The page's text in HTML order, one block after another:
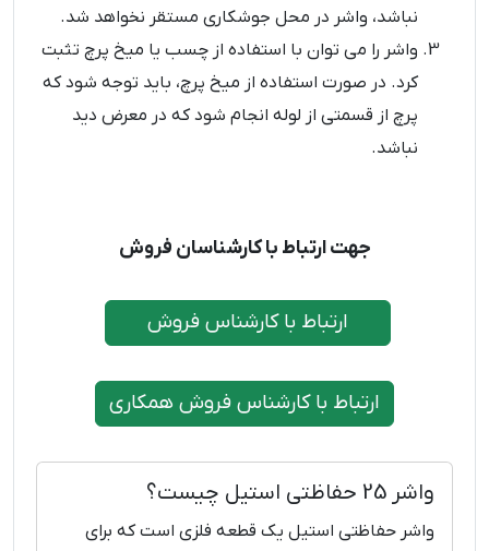
نباشد، واشر در محل جوشکاری مستقر نخواهد شد.
واشر را می توان با استفاده از چسب یا میخ پرچ تثبت
کرد. در صورت استفاده از میخ پرچ، باید توجه شود که
پرچ از قسمتی از لوله انجام شود که در معرض دید
نباشد.
جهت ارتباط با کارشناسان فروش
ارتباط با کارشناس فروش
ارتباط با کارشناس فروش همکاری
واشر 25 حفاظتی استیل چیست؟
واشر حفاظتی استیل یک قطعه فلزی است که برای